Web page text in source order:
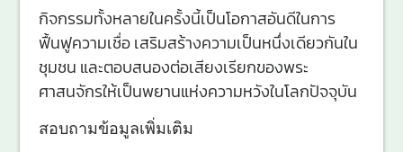
กิจกรรมทั้งหลายในครั้งนี้เป็นโอกาสอันดีในการ
ฟื้นฟูความเชื่อ เสริมสร้างความเป็นหนึ่งเดียวกันใน
ชุมชน และตอบสนองต่อเสียงเรียกของพระ
ศาสนจักรให้เป็นพยานแห่งความหวังในโลกปัจจุบัน
สอบถามข้อมูลเพิ่มเติม